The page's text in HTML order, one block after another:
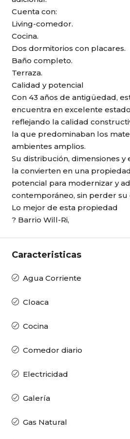
Cuenta con:
Living-comedor.
Cocina.
Dos dormitorios con placares.
Baño completo.
Terraza.
Calidad y potencial
Con 43 años de antigüedad,
encuentra en excelente
reflejando la calidad
la que predominaban los
ambientes amplios.
Su distribución, dimensiones
la convierten en una
potencial para modernizar y
contemporáneo, sin perder su
Lo mejor de esta propiedad
? Barrio Will-Ri,
Caracteristicas
Agua Corriente
Cloaca
Cocina
Comedor diario
Electricidad
Galería
Gas Natural